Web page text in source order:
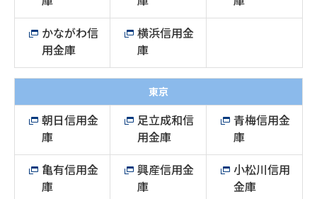
かながわ信
用金庫
横浜信用金
庫
東京
朝日信用金
庫
足立成和信
用金庫
青梅信用金
庫
亀有信用金
庫
興産信用金
庫
小松川信用
金庫